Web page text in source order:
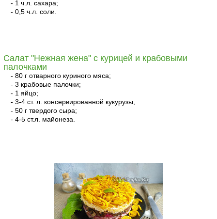
- 1 ч.л. сахара;
- 0,5 ч.л. соли.
Салат "Нежная жена" с курицей и крабовыми
палочками
- 80 г отварного куриного мяса;
- 3 крабовые палочки;
- 1 яйцо;
- 3-4 ст. л. консервированной кукурузы;
- 50 г твердого сыра;
- 4-5 ст.л. майонеза.